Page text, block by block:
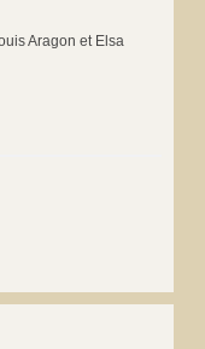
Aragon et Elsa